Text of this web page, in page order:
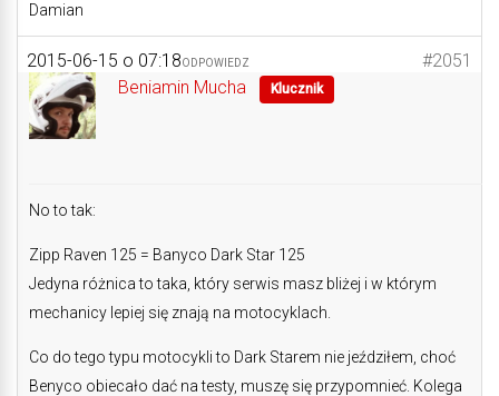
Damian
2015-06-15 o 07:18 #2051
ODPOWIEDZ
Beniamin Mucha Klucznik
No to tak:
Zipp Raven 125 = Banyco Dark Star 125
Jedyna różnica to taka, który serwis masz bliżej i w którym
mechanicy lepiej się znają na motocyklach.
Co do tego typu motocykli to Dark Starem nie jeździłem, choć
Benyco obiecało dać na testy, muszę się przypomnieć. Kolega